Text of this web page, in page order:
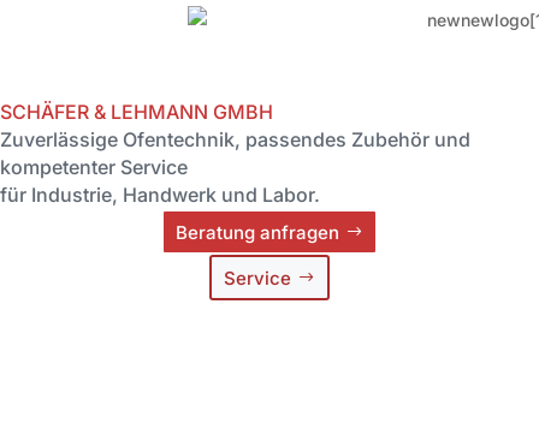
SCHÄFER & LEHMANN GMBH
Zuverlässige Ofentechnik, passendes Zubehör und
kompetenter Service
für Industrie, Handwerk und Labor.
Beratung anfragen
Service